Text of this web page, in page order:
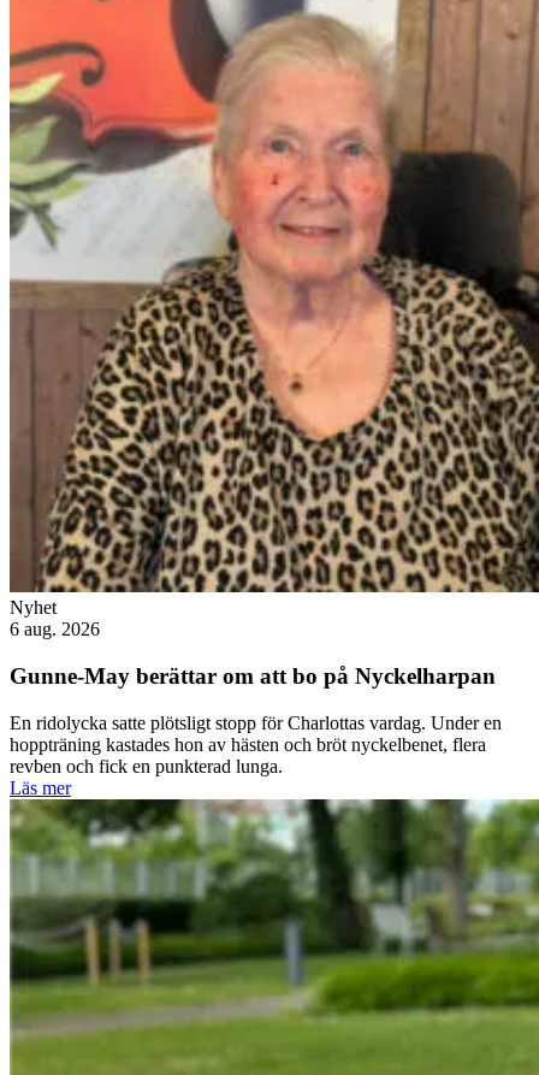
Nyhet
6 aug. 2026
Gunne-May berättar om att bo på Nyckelharpan
En ridolycka satte plötsligt stopp för Charlottas vardag. Under en
hoppträning kastades hon av hästen och bröt nyckelbenet, flera
revben och fick en punkterad lunga.
Läs mer